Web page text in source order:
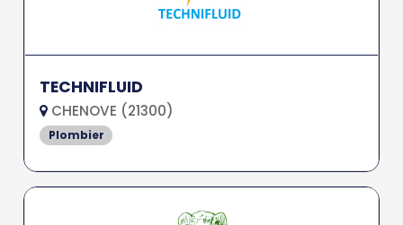
TECHNIFLUID
CHENOVE (21300)
Plombier